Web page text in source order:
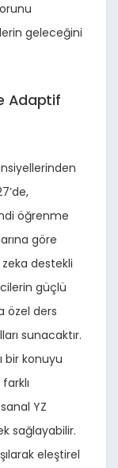
geleceğini
Adaptif
öğrenme
göre
destekli
güçlü
özel ders
sunacaktır.
bir konuyu
YZ
sağlayabilir.
eleştirel